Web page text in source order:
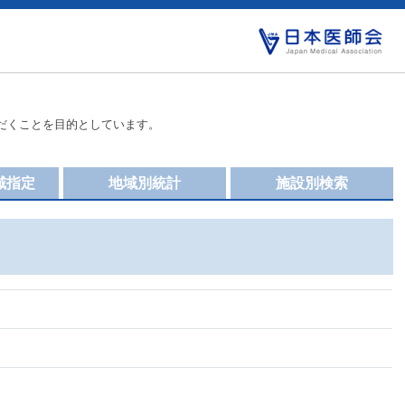
ことを目的としています。
施設別検索
地域別統計
指定